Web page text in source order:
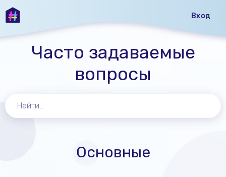
Вход
Часто задаваемые
вопросы
Основные